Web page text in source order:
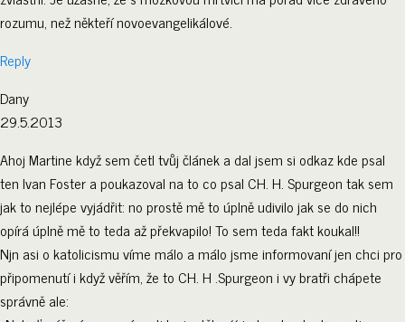
rozumu, než někteří novoevangelikálové.
Reply
Dany
29.5.2013
Ahoj Martine když sem četl tvůj článek a dal jsem si odkaz kde psal
ten Ivan Foster a poukazoval na to co psal CH. H. Spurgeon tak sem
jak to nejlépe vyjádřit: no prostě mě to úplně udivilo jak se do nich
opírá úplně mě to teda až překvapilo! To sem teda fakt koukal!!
Njn asi o katolicismu víme málo a málo jsme informovaní jen chci pro
připomenutí i když věřím, že to CH. H .Spurgeon i vy bratři chápete
správně ale: